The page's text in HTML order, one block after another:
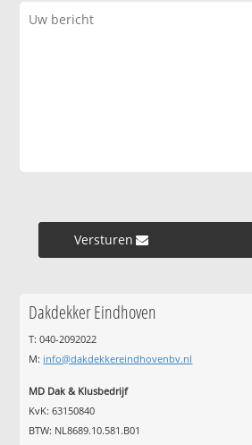
Versturen »
Dakdekker Eindhoven
T: 040-2092022
M: info@dakdekkereindhovenbv.nl
MD Dak & Klusbedrijf
KvK: 63150840
BTW: NL8689.10.581.B01